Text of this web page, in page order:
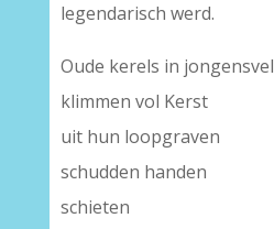
legendarisch werd.
Oude kerels in jongensvel
klimmen vol Kerst
uit hun loopgraven
schudden handen
schieten